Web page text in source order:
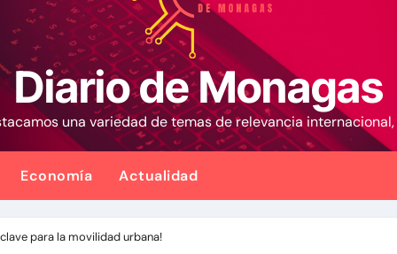
transición sino una ocupación a la fuerza
tendrán una tasa de 5% y se analiza exoneración de
contra la exjuex Afiuni
como presidente de Colombia para el periodo 2026-2030
los controles fronterizos con Italia tras el rechazo de
Diario de Monagas
una variedad de temas de relevancia
Economía Actualidad
para la movilidad urbana!